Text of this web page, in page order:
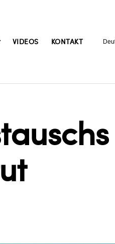
VIDEOS KONTAKTSprache